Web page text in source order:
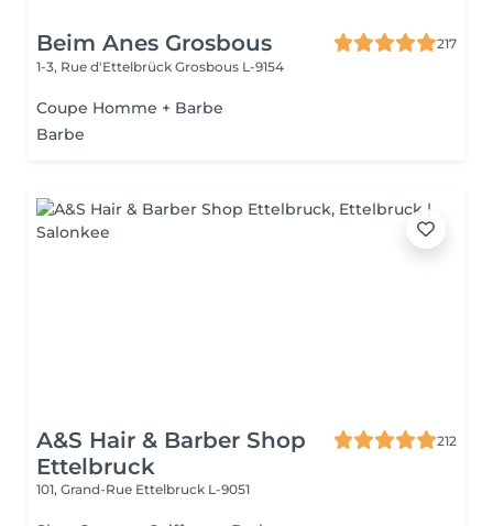
Beim Anes Grosbous
217
1-3, Rue d'Ettelbrück Grosbous L-9154
Coupe Homme + Barbe
Barbe
A&S Hair & Barber Shop
Ettelbruck
212
101, Grand-Rue Ettelbruck L-9051